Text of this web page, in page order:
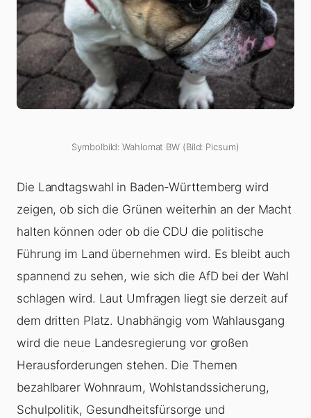
Symbolbild: Wahlomat BW (Bild: Picsum)
Die Landtagswahl in Baden-Württemberg wird
zeigen, ob sich die Grünen weiterhin an der Macht
halten können oder ob die CDU die politische
Führung im Land übernehmen wird. Es bleibt auch
spannend zu sehen, wie sich die AfD bei der Wahl
schlagen wird. Laut Umfragen liegt sie derzeit auf
dem dritten Platz. Unabhängig vom Wahlausgang
wird die neue Landesregierung vor großen
Herausforderungen stehen. Die Themen
bezahlbarer Wohnraum, Wohlstandssicherung,
Schulpolitik, Gesundheitsfürsorge und